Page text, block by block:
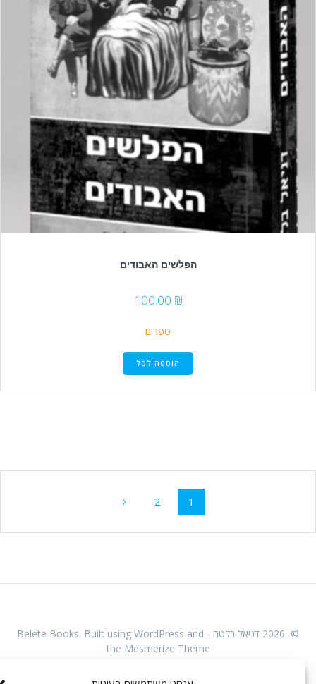
הפלשים האבודים
100.00
ספרים
הוספה לסל
Page
Page
© 2026 דניאל בלטה - Belete Books. Built using WordPress and
theMesmerize Theme